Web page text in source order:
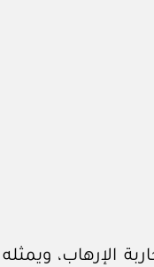
الإرهاب،